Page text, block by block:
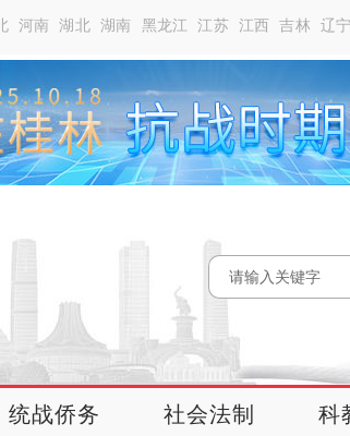
河南 湖北 湖南 黑龙江 江苏 江西 吉林 辽宁
统战侨务 社会法制 科